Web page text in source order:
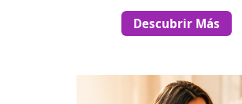
Descubrir Más